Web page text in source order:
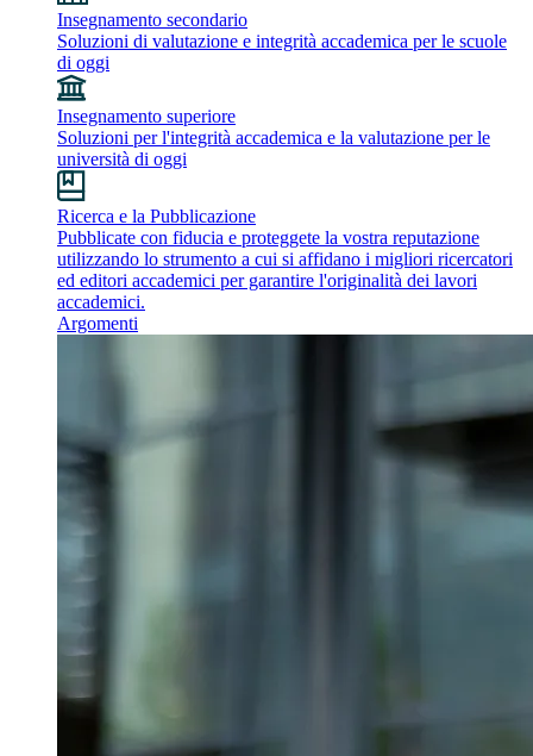
Insegnamento secondario
Soluzioni di valutazione e integrità accademica per le scuole
di oggi
Insegnamento superiore
Soluzioni per l'integrità accademica e la valutazione per le
università di oggi
Ricerca e la Pubblicazione
Pubblicate con fiducia e proteggete la vostra reputazione
utilizzando lo strumento a cui si affidano i migliori ricercatori
ed editori accademici per garantire l'originalità dei lavori
accademici.
Argomenti